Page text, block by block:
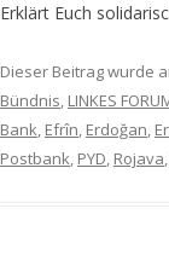
Erklärt Euch
Dieser Beitrag wurde
Bündnis, LINKES
Bank, Efrîn, Erdoğan,
Postbank, PYD, Rojava,